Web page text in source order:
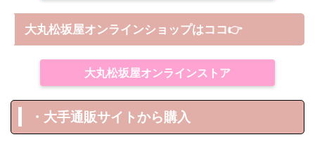
大丸松坂屋オンラインショップはココ👉
大丸松坂屋オンラインストア
・大手通販サイトから購入